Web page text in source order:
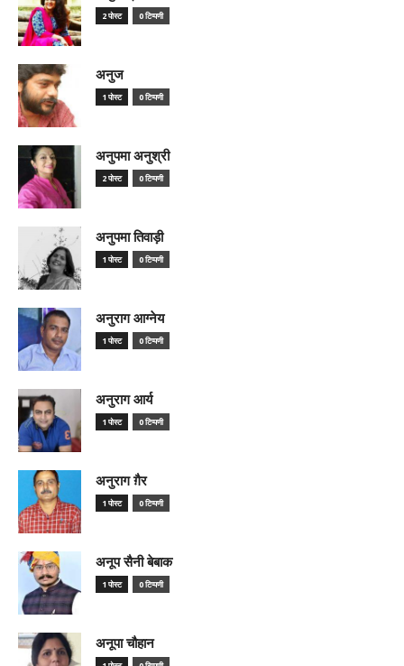
2 पोस्ट 0 टिप्पणी
अनुज
1 पोस्ट 0 टिप्पणी
अनुपमा अनुश्री
2 पोस्ट 0 टिप्पणी
अनुपमा तिवाड़ी
1 पोस्ट 0 टिप्पणी
अनुराग आग्नेय
1 पोस्ट 0 टिप्पणी
अनुराग आर्य
1 पोस्ट 0 टिप्पणी
अनुराग ग़ैर
1 पोस्ट 0 टिप्पणी
अनूप सैनी बेबाक
1 पोस्ट 0 टिप्पणी
अनूपा चौहान